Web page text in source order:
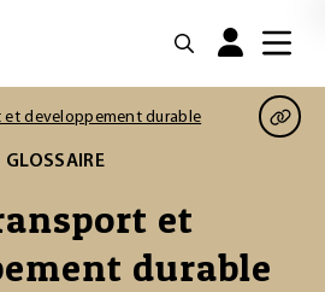
et developpement durable
GLOSSAIRE
et
durable